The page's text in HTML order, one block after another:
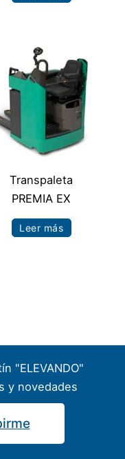
Transpaleta
PREMIA EX
Leer más
"ELEVANDO"
y novedades